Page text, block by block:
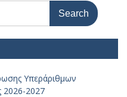
Υπεράριθμων
2026-2027